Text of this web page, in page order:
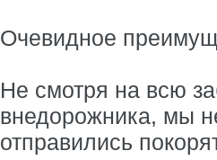
Очевидное
Не смотря на всю
внедорожника, мы
отправились